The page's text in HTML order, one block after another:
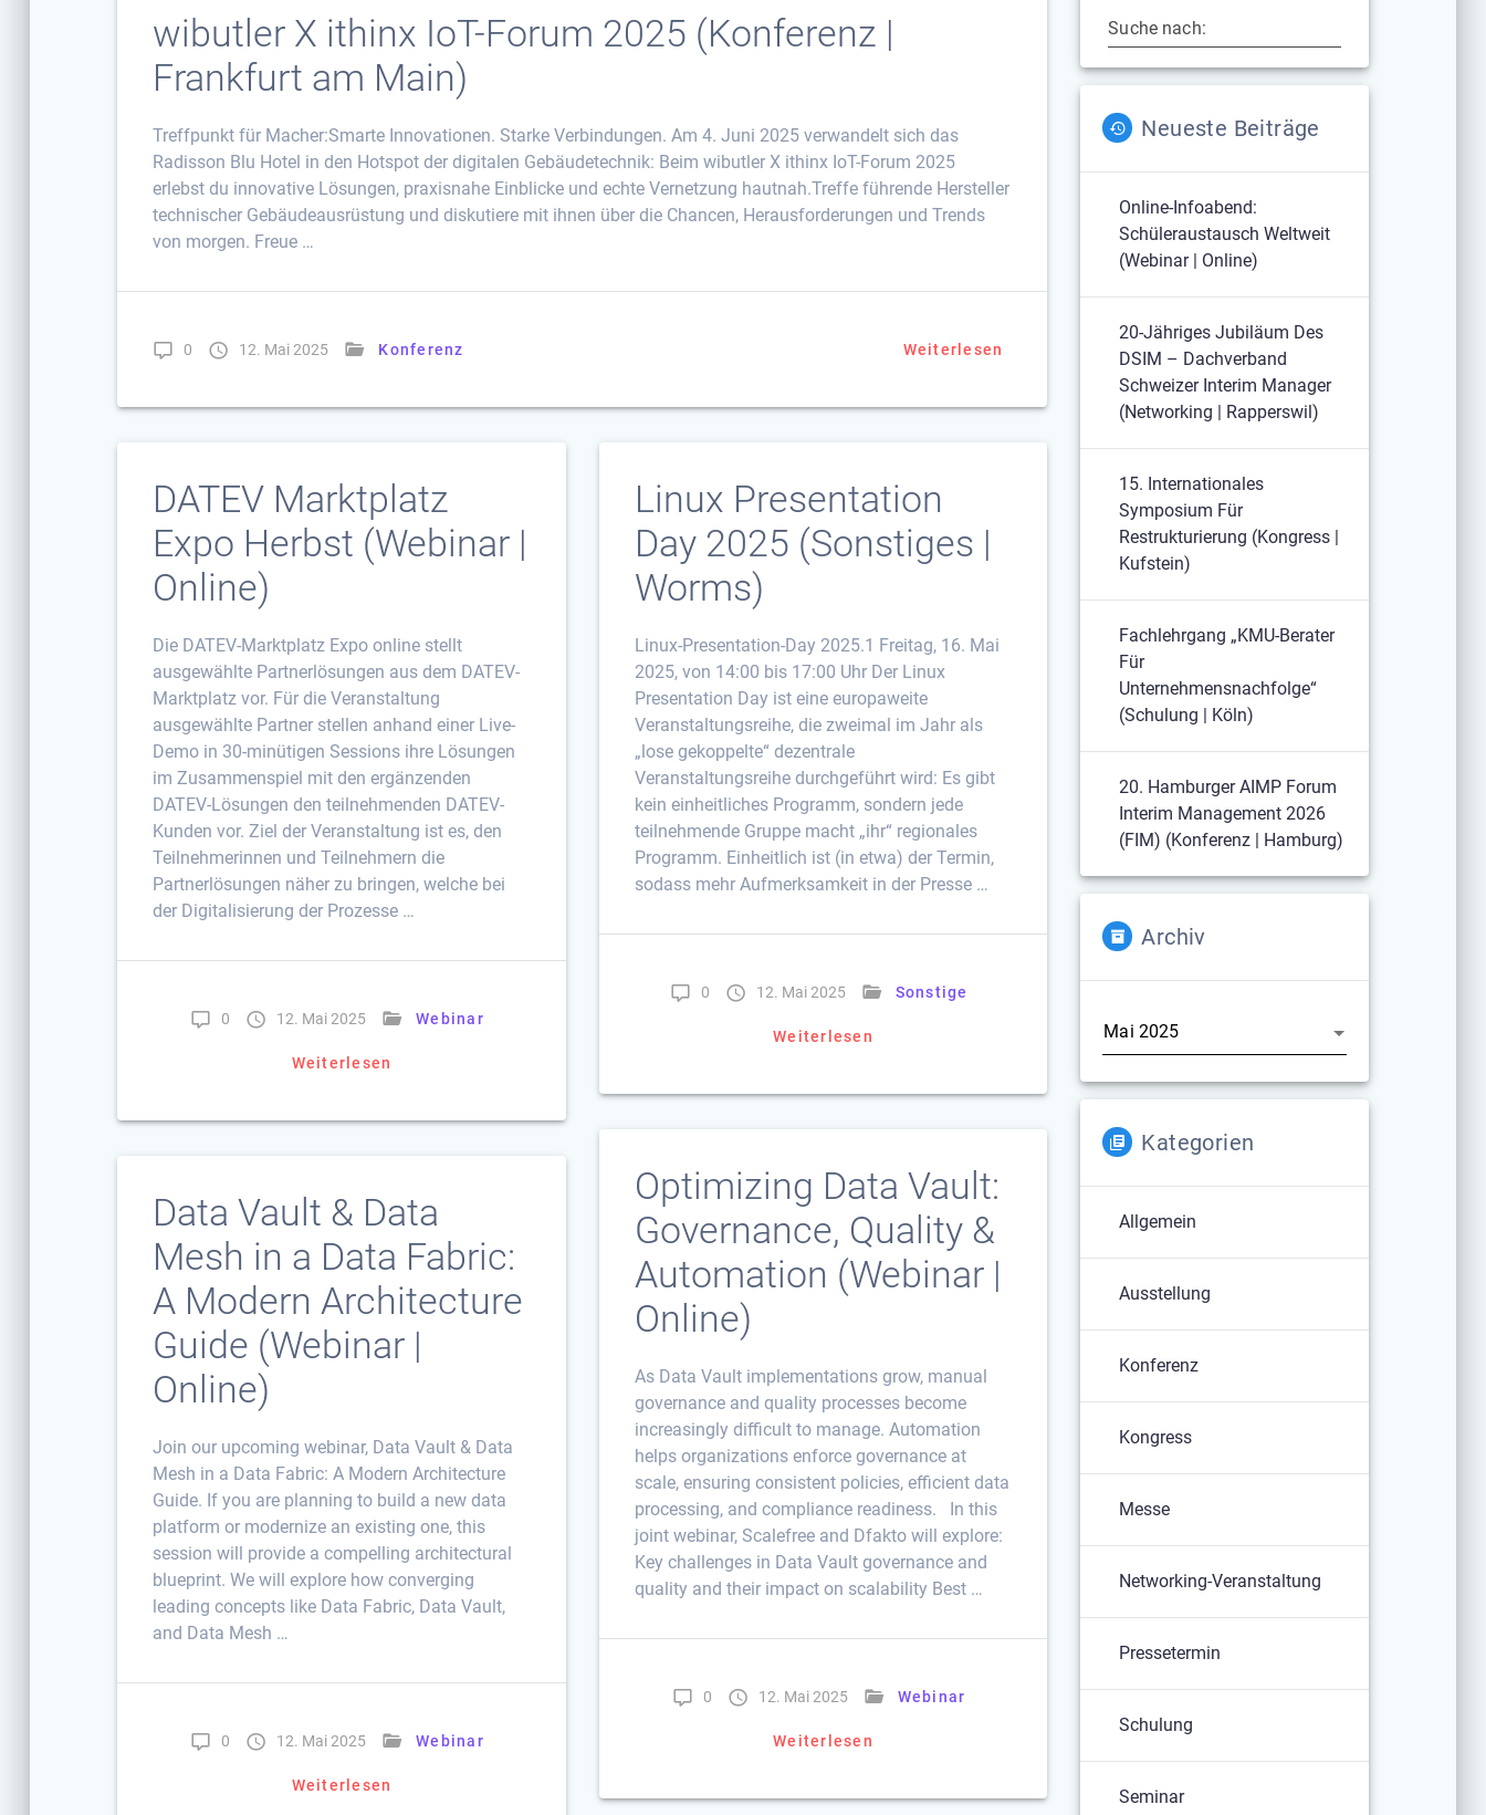
wibutler X ithinx IoT-Forum 2025 (Konferenz |
Frankfurt am Main)
Treffpunkt für Macher:Smarte Innovationen. Starke Verbindungen. Am 4. Juni 2025 verwandelt sich das
Radisson Blu Hotel in den Hotspot der digitalen Gebäudetechnik: Beim wibutler X ithinx IoT-Forum 2025
erlebst du innovative Lösungen, praxisnahe Einblicke und echte Vernetzung hautnah.Treffe führende Hersteller
technischer Gebäudeausrüstung und diskutiere mit ihnen über die Chancen, Herausforderungen und Trends
von morgen. Freue …
0 12. Mai 2025 Konferenz Weiterlesen
DATEV Marktplatz
Expo Herbst (Webinar |
Online)
Die DATEV-Marktplatz Expo online stellt
ausgewählte Partnerlösungen aus dem DATEV-
Marktplatz vor. Für die Veranstaltung
ausgewählte Partner stellen anhand einer Live-
Demo in 30-minütigen Sessions ihre Lösungen
im Zusammenspiel mit den ergänzenden
DATEV-Lösungen den teilnehmenden DATEV-
Kunden vor. Ziel der Veranstaltung ist es, den
Teilnehmerinnen und Teilnehmern die
Partnerlösungen näher zu bringen, welche bei
der Digitalisierung der Prozesse …
0 12. Mai 2025 Webinar
Weiterlesen
Linux Presentation
Day 2025 (Sonstiges |
Worms)
Linux-Presentation-Day 2025.1 Freitag, 16. Mai
2025, von 14:00 bis 17:00 Uhr Der Linux
Presentation Day ist eine europaweite
Veranstaltungsreihe, die zweimal im Jahr als
„lose gekoppelte“ dezentrale
Veranstaltungsreihe durchgeführt wird: Es gibt
kein einheitliches Programm, sondern jede
teilnehmende Gruppe macht „ihr“ regionales
Programm. Einheitlich ist (in etwa) der Termin,
sodass mehr Aufmerksamkeit in der Presse …
0 12. Mai 2025 Sonstige
Weiterlesen
Optimizing Data Vault:
Governance, Quality &
Automation (Webinar |
Online)
As Data Vault implementations grow, manual
governance and quality processes become
increasingly difficult to manage. Automation
helps organizations enforce governance at
scale, ensuring consistent policies, efficient data
processing, and compliance readiness. In this
joint webinar, Scalefree and Dfakto will explore:
Key challenges in Data Vault governance and
quality and their impact on scalability Best …
0 12. Mai 2025 Webinar
Weiterlesen
Data Vault & Data
Mesh in a Data Fabric:
A Modern Architecture
Guide (Webinar |
Online)
Join our upcoming webinar, Data Vault & Data
Mesh in a Data Fabric: A Modern Architecture
Guide. If you are planning to build a new data
platform or modernize an existing one, this
session will provide a compelling architectural
blueprint. We will explore how converging
leading concepts like Data Fabric, Data Vault,
and Data Mesh …
0 12. Mai 2025 Webinar
Weiterlesen
Suche nach:
Neueste Beiträge
Online-Infoabend:
Schüleraustausch Weltweit
(Webinar | Online)
20-Jähriges Jubiläum Des
DSIM – Dachverband
Schweizer Interim Manager
(Networking | Rapperswil)
15. Internationales
Symposium Für
Restrukturierung (Kongress |
Kufstein)
Fachlehrgang „KMU-Berater
Für
Unternehmensnachfolge“
(Schulung | Köln)
20. Hamburger AIMP Forum
Interim Management 2026
(FIM) (Konferenz | Hamburg)
Archiv
Kategorien
Allgemein
Ausstellung
Konferenz
Kongress
Messe
Networking-Veranstaltung
Pressetermin
Schulung
Seminar